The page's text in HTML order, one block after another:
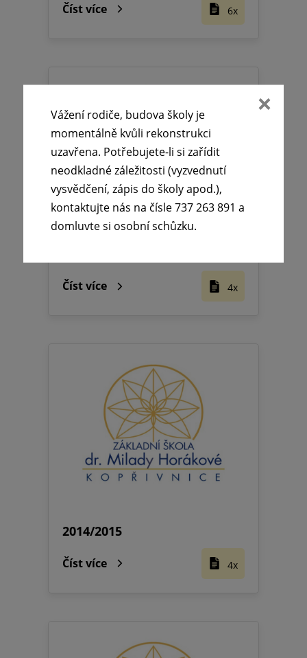
Číst více 6x
Číst více 4x
2014/2015
Číst více 4x
Vážení rodiče, budova školy je
momentálně kvůli rekonstrukci
uzavřena. Potřebujete-li si zařídit
neodkladné záležitosti (vyzvednutí
vysvědčení, zápis do školy apod.),
kontaktujte nás na čísle 737 263 891 a
domluvte si osobní schůzku.